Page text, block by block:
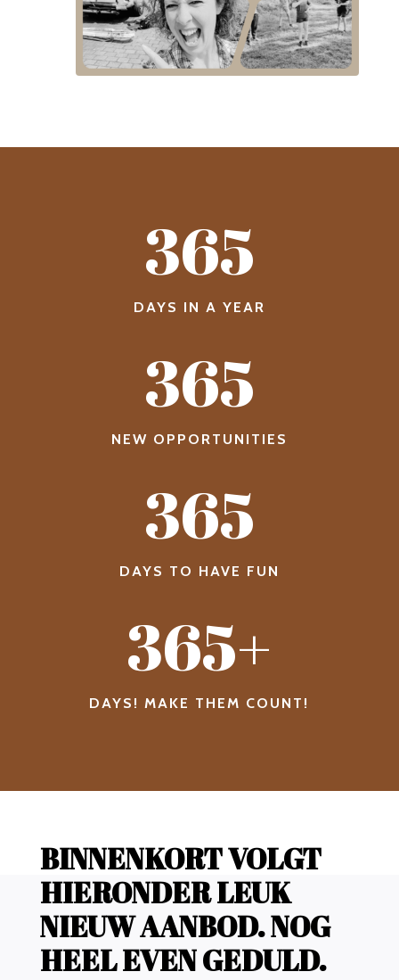
365
DAYS IN A YEAR
365
NEW OPPORTUNITIES
365
DAYS TO HAVE FUN
365+
DAYS! MAKE THEM COUNT!
BINNENKORT VOLGT
HIERONDER LEUK
NIEUW AANBOD. NOG
HEEL EVEN GEDULD.